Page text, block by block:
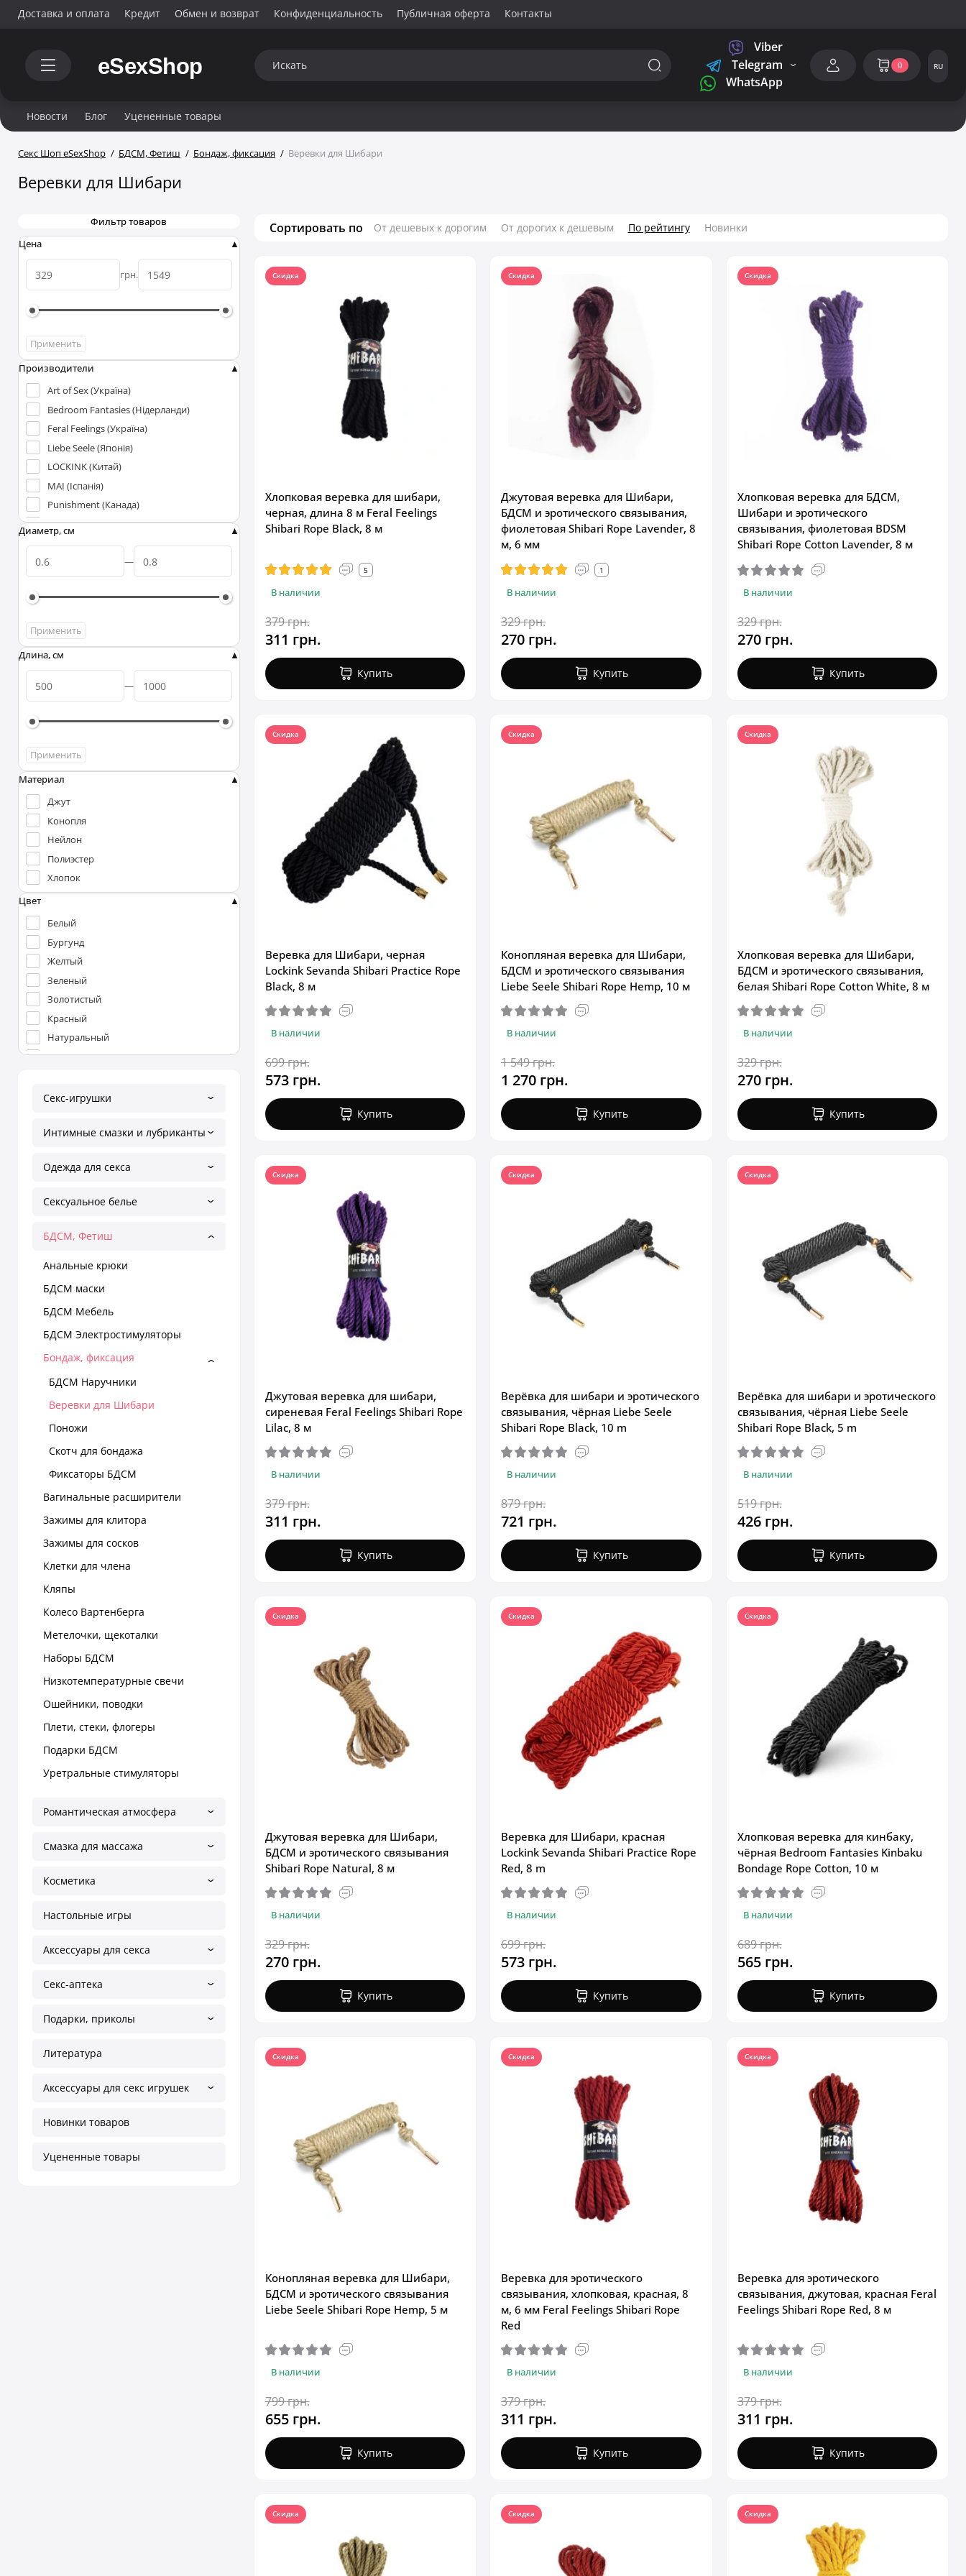
Доставка и оплата Кредит Обмен и возврат Конфиденциальность Публичная оферта Контакты
Viber
Telegram
WhatsApp
0 RU
Новости Блог Уцененные товары
Секс Шоп eSexShop БДСМ, Фетиш Бондаж, фиксация Веревки для Шибари
Веревки для Шибари
Фильтр товаров
Цена
грн.
Применить
Производители
Art of Sex (Україна)
Bedroom Fantasies (Нідерланди)
Feral Feelings (Україна)
Liebe Seele (Японія)
LOCKINK (Китай)
MAI (Іспанія)
Punishment (Канада)
Zalo (США)
Диаметр, см
Применить
Длина, см
Применить
Материал
Джут
Конопля
Нейлон
Полиэстер
Хлопок
Цвет
Белый
Бургунд
Желтый
Зеленый
Золотистый
Красный
Натуральный
Серый
Фиолетовый
Секс-игрушки
Интимные смазки и лубриканты
Одежда для секса
Сексуальное белье
БДСМ, Фетиш
Анальные крюки
БДСМ маски
БДСМ Мебель
БДСМ Электростимуляторы
Бондаж, фиксация
БДСМ Наручники
Веревки для Шибари
Поножи
Скотч для бондажа
Фиксаторы БДСМ
Вагинальные расширители
Зажимы для клитора
Зажимы для сосков
Клетки для члена
Кляпы
Колесо Вартенберга
Метелочки, щекоталки
Наборы БДСМ
Низкотемпературные свечи
Ошейники, поводки
Плети, стеки, флогеры
Подарки БДСМ
Уретральные стимуляторы
Романтическая атмосфера
Смазка для массажа
Косметика
Настольные игры
Аксессуары для секса
Секс-аптека
Подарки, приколы
Литература
Аксессуары для секс игрушек
Новинки товаров
Уцененные товары
Сортировать по От дешевых к дорогим От дорогих к дешевым По рейтингу Новинки
Скидка
Хлопковая веревка для шибари,
черная, длина 8 м Feral Feelings
Shibari Rope Black, 8 м
5
В наличии
379 грн.
311 грн.
Купить
Скидка
Джутовая веревка для Шибари,
БДСМ и эротического связывания,
фиолетовая Shibari Rope Lavender, 8
м, 6 мм
1
В наличии
329 грн.
270 грн.
Купить
Скидка
Хлопковая веревка для БДСМ,
Шибари и эротического
связывания, фиолетовая BDSM
Shibari Rope Cotton Lavender, 8 м
В наличии
329 грн.
270 грн.
Купить
Скидка
Веревка для Шибари, черная
Lockink Sevanda Shibari Practice Rope
Black, 8 м
В наличии
699 грн.
573 грн.
Купить
Скидка
Конопляная веревка для Шибари,
БДСМ и эротического связывания
Liebe Seele Shibari Rope Hemp, 10 м
В наличии
1 549 грн.
1 270 грн.
Купить
Скидка
Хлопковая веревка для Шибари,
БДСМ и эротического связывания,
белая Shibari Rope Cotton White, 8 м
В наличии
329 грн.
270 грн.
Купить
Скидка
Джутовая веревка для шибари,
сиреневая Feral Feelings Shibari Rope
Lilac, 8 м
В наличии
379 грн.
311 грн.
Купить
Скидка
Верёвка для шибари и эротического
связывания, чёрная Liebe Seele
Shibari Rope Black, 10 m
В наличии
879 грн.
721 грн.
Купить
Скидка
Верёвка для шибари и эротического
связывания, чёрная Liebe Seele
Shibari Rope Black, 5 m
В наличии
519 грн.
426 грн.
Купить
Скидка
Джутовая веревка для Шибари,
БДСМ и эротического связывания
Shibari Rope Natural, 8 м
В наличии
329 грн.
270 грн.
Купить
Скидка
Веревка для Шибари, красная
Lockink Sevanda Shibari Practice Rope
Red, 8 m
В наличии
699 грн.
573 грн.
Купить
Скидка
Хлопковая веревка для кинбаку,
чёрная Bedroom Fantasies Kinbaku
Bondage Rope Cotton, 10 м
В наличии
689 грн.
565 грн.
Купить
Скидка
Конопляная веревка для Шибари,
БДСМ и эротического связывания
Liebe Seele Shibari Rope Hemp, 5 м
В наличии
799 грн.
655 грн.
Купить
Скидка
Веревка для эротического
связывания, хлопковая, красная, 8
м, 6 мм Feral Feelings Shibari Rope
Red
В наличии
379 грн.
311 грн.
Купить
Скидка
Веревка для эротического
связывания, джутовая, красная Feral
Feelings Shibari Rope Red, 8 м
В наличии
379 грн.
311 грн.
Купить
Скидка Скидка Скидка